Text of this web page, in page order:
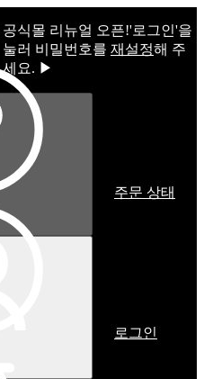
공식몰 리뉴얼 오픈!ㅤ'로그인'을
눌러 비밀번호를 재설정해 주
세요. ▶
주문 상태
로그인